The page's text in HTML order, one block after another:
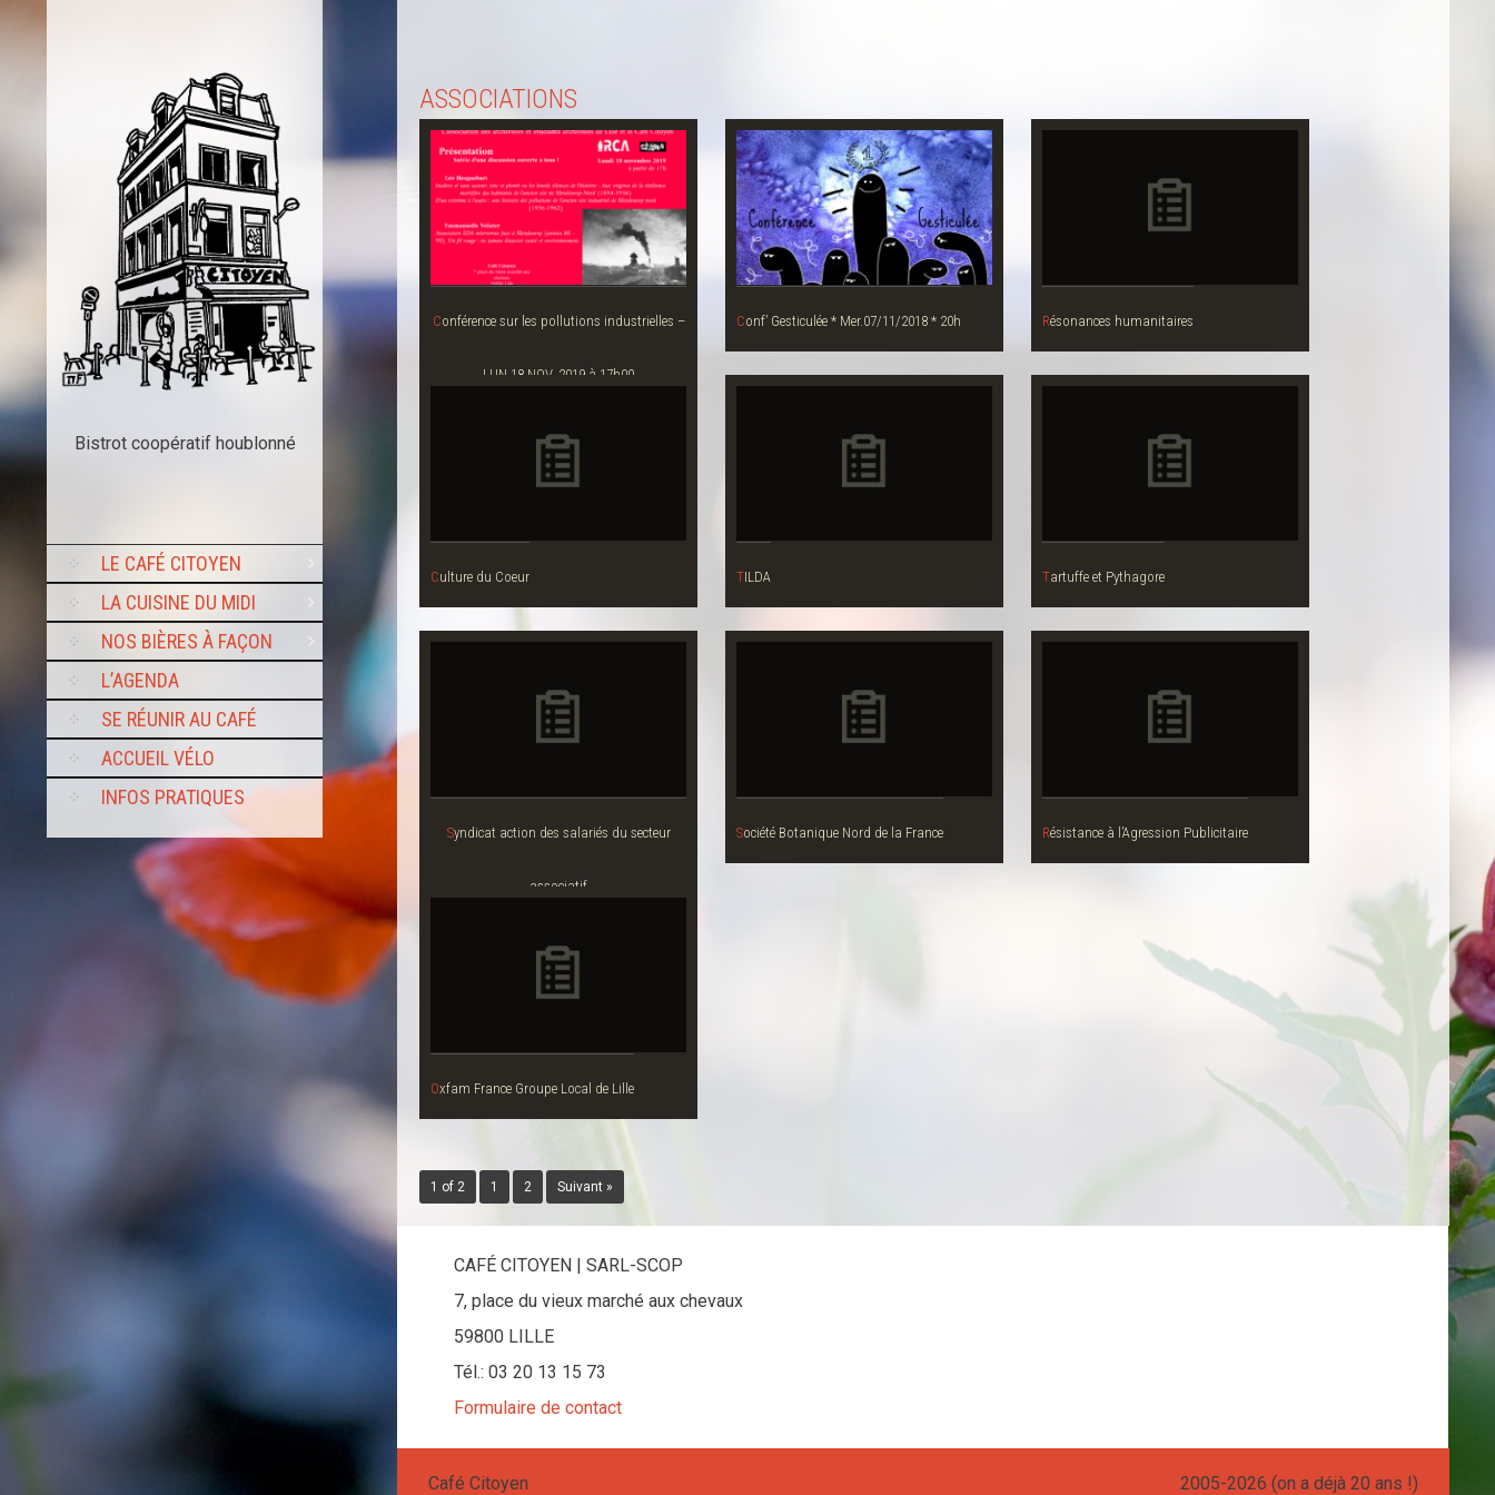
Bistrot coopératif houblonné
TO
CONTENT
LE CAFÉ CITOYEN
LA CUISINE DU MIDI
NOS BIÈRES À FAÇON
L’AGENDA
SE RÉUNIR AU CAFÉ
ACCUEIL VÉLO
INFOS PRATIQUES
ASSOCIATIONS
Conférence sur les pollutions industrielles –
LUN 18 NOV. 2019 à 17h00
Conf’ Gesticulée * Mer.07/11/2018 * 20h Résonances humanitaires
Culture du Coeur TILDA Tartuffe et Pythagore
Syndicat action des salariés du secteur
associatif
Société Botanique Nord de la France Résistance à l’Agression Publicitaire
Oxfam France Groupe Local de Lille
1 of 2 1 2 Suivant »
CAFÉ CITOYEN | SARL-SCOP
7, place du vieux marché aux chevaux
59800 LILLE
Tél.: 03 20 13 15 73
Formulaire de contact
Café Citoyen 2005-2026 (on a déjà 20 ans !)